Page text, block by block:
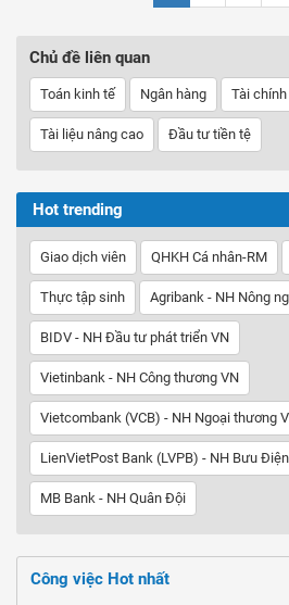
Chủ đề liên quan
Toán kinh tế Ngân hàng Tài
Tài liệu nâng cao Đầu tư tiền tệ
Hot trending
Giao dịch viên QHKH Cá nhân-RM
Thực tập sinh Agribank - NH Nông
BIDV - NH Đầu tư phát triển VN
Vietinbank - NH Công thương VN
Vietcombank (VCB) - NH Ngoại thương
LienVietPost Bank (LVPB) - NH Bưu
MB Bank - NH Quân Đội
Công việc Hot nhất